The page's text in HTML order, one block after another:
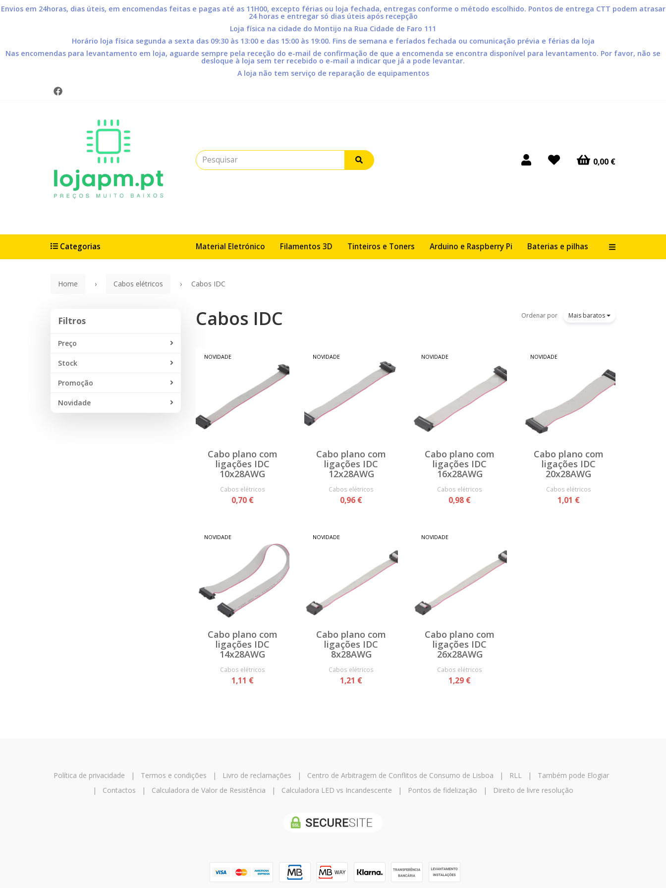
Envios em 24horas, dias úteis, em encomendas feitas e pagas até as 11H00, excepto férias ou loja fechada, entregas conforme o método escolhido. Pontos de entrega CTT podem atrasar
24 horas e entregar só dias úteis após recepção
Loja física na cidade do Montijo na Rua Cidade de Faro 111
Horário loja física segunda a sexta das 09:30 às 13:00 e das 15:00 às 19:00. Fins de semana e feríados fechada ou comunicação prévia e férias da loja
Nas encomendas para levantamento em loja, aguarde sempre pela receção do e-mail de confirmação de que a encomenda se encontra disponível para levantamento. Por favor, não se
desloque à loja sem ter recebido o e-mail a indicar que já a pode levantar.
A loja não tem serviço de reparação de equipamentos
0,00 €
Material Eletrónico Filamentos 3D Tinteiros e Toners Arduino e Raspberry Pi Baterias e pilhas
Categorias
Home Cabos elétricos Cabos IDC
Filtros
Preço
Stock
Promoção
Novidade
Cabos IDC Ordenar por Mais baratos
NOVIDADE
Cabo plano com
ligações IDC
10x28AWG
Cabos elétricos
0,70 €
NOVIDADE
Cabo plano com
ligações IDC
12x28AWG
Cabos elétricos
0,96 €
NOVIDADE
Cabo plano com
ligações IDC
16x28AWG
Cabos elétricos
0,98 €
NOVIDADE
Cabo plano com
ligações IDC
20x28AWG
Cabos elétricos
1,01 €
NOVIDADE
Cabo plano com
ligações IDC
14x28AWG
Cabos elétricos
1,11 €
NOVIDADE
Cabo plano com
ligações IDC
8x28AWG
Cabos elétricos
1,21 €
NOVIDADE
Cabo plano com
ligações IDC
26x28AWG
Cabos elétricos
1,29 €
Política de privacidade | Termos e condições | Livro de reclamações | Centro de Arbitragem de Conflitos de Consumo de Lisboa | RLL| Também pode Elogiar
| Contactos | Calculadora de Valor de Resistência | Calculadora LED vs Incandescente | Pontos de fidelização | Direito de livre resolução